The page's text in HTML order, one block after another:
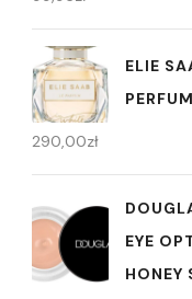
ELIE
290,00zł
EYE
HONEY